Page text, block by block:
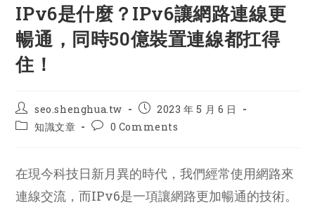
IPv6是什麼？IPv6讓網路連線更
暢通，同時50億裝置連線都扛得
住！
Post
author:
seo.shenghua.tw
Post
published:
2023 年 5 月 6 日
Post知識文章
Post0 Comments
在現今科技日新月異的時代，我們經常使用網路來
連線交流，而IPv6是一項讓網路更加暢通的技術。